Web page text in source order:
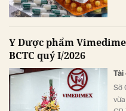
Y Dược phẩm
BCTC quý I/2026
Tài
Sở